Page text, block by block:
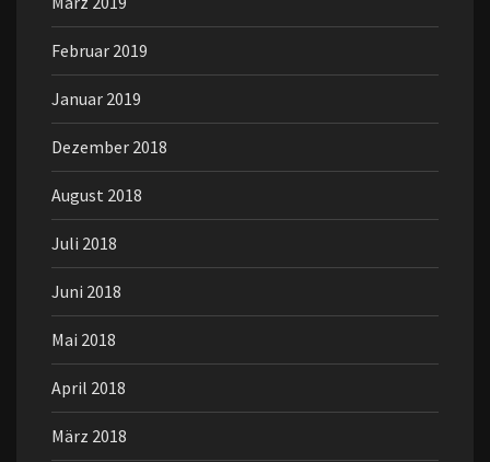
Februar 2019
Januar 2019
Dezember 2018
August 2018
Juli 2018
Juni 2018
Mai 2018
April 2018
März 2018